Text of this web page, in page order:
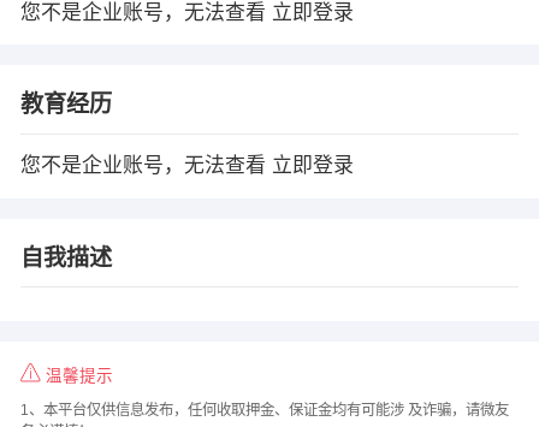
您不是企业账号，无法查看 立即登录
教育经历
您不是企业账号，无法查看 立即登录
自我描述
温馨提示
1、本平台仅供信息发布，任何收取押金、保证金均有可能涉 及诈骗，请微友